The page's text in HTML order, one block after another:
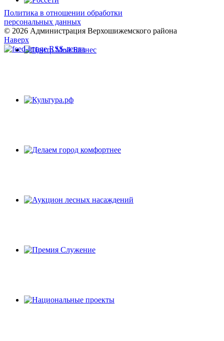
Политика в отношении обработки
персональных данных
© 2026 Администрация Верхошижемского района
Наверх
RSS-лента